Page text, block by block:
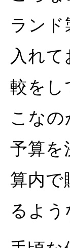
ラン
入れ
較をし
こな
予算を
算内で
るよ